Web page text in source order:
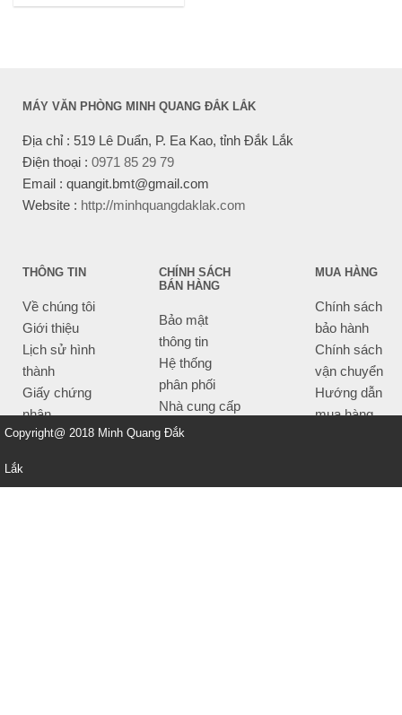
MÁY VĂN PHÒNG MINH QUANG ĐẮK LẮK
Địa chỉ : 519 Lê Duẩn, P. Ea Kao, tỉnh Đắk Lắk
Điện thoại : 0971 85 29 79
Email : quangit.bmt@gmail.com
Website : http://minhquangdaklak.com
THÔNG TIN
Về chúng tôi
Giới thiệu
Lịch sử hình
thành
Giấy chứng
nhận
CHÍNH SÁCH
BÁN HÀNG
Bảo mật
thông tin
Hệ thống
phân phối
Nhà cung cấp
Tiêu chí bán
MUA HÀNG
Chính sách
bảo hành
Chính sách
vận chuyển
Hướng dẫn
mua hàng
Copyright@ 2018 Minh Quang Đắk
Lắk